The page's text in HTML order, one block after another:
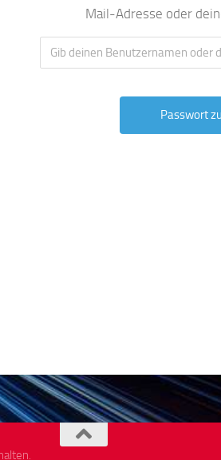
Mail-Adresse oder